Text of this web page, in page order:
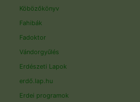
Köbözőkönyv
Fahibák
Fadoktor
Vándorgyűlés
Erdészeti Lapok
erdő.lap.hu
Erdei programok